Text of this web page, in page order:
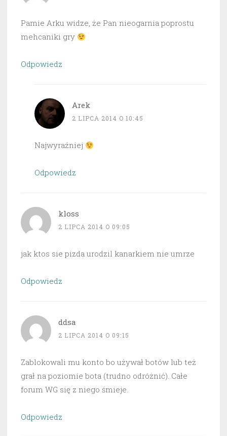
Pamie Arku widze, że Pan nieogarnia poprostu
mehcaniki gry
Odpowiedz
Arek
2 LIPCA 2014 O 10:45
Najwyraźniej
Odpowiedz
kloss
2 LIPCA 2014 O 09:05
jak ktos sie pizda urodzil kanarkiem nie umrze
Odpowiedz
ddsa
2 LIPCA 2014 O 09:15
Zablokowali mu konto bo używał botów lub też
grał na poziomie bota (trudno odróżnić). Całe
forum WG się z niego śmieje.
Odpowiedz